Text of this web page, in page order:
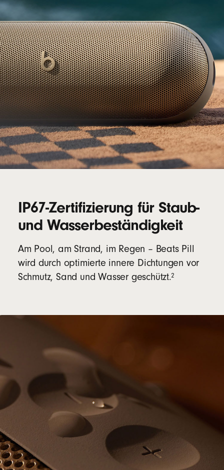
IP67-Zertifizierung für Staub-
und Wasserbeständigkeit
Am Pool, am Strand, im Regen – Beats Pill
wird durch optimierte innere Dichtungen vor
Schmutz, Sand und Wasser geschützt.footnote
⁠⁠2